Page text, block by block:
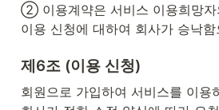
② 이용계약은 서비스 이용희망자
이용 신청에 대하여 회사가 승낙
제6조 (이용 신청)
회원으로 가입하여 서비스를 이용